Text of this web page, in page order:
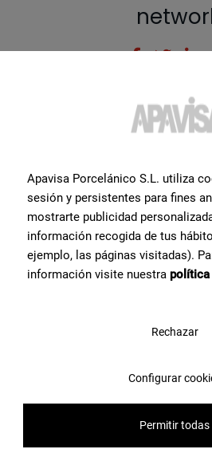
Scopri le ultime
fatto di prodotti e
Apavisa Porcelánico S.L. utiliza
sesión y persistentes para fines
mostrarte publicidad
información recogida de tus
ejemplo, las páginas visitadas).
información visite nuestra política
Rechazar
Configurar
Permitir todas